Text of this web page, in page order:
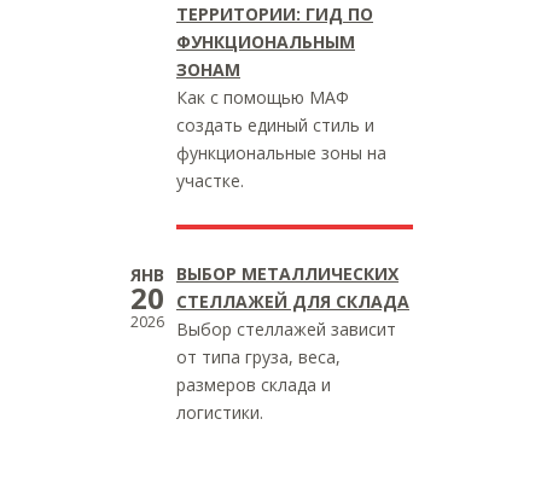
ТЕРРИТОРИИ: ГИД ПО
ФУНКЦИОНАЛЬНЫМ
ЗОНАМ
Как с помощью МАФ
создать единый стиль и
функциональные зоны на
участке.
ЯНВ
20
2026
ВЫБОР МЕТАЛЛИЧЕСКИХ
СТЕЛЛАЖЕЙ ДЛЯ СКЛАДА
Выбор стеллажей зависит
от типа груза, веса,
размеров склада и
логистики.